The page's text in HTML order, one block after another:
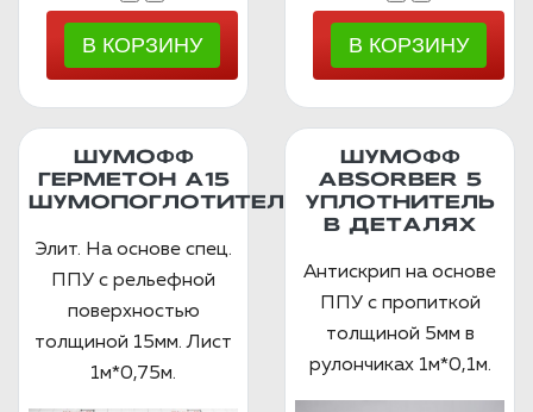
ШУМОФФ
ГЕРМЕТОН А15
ШУМОПОГЛОТИТЕЛЬ
Элит. На основе спец.
ППУ с рельефной
поверхностью
толщиной 15мм. Лист
1м*0,75м.
ШУМОФФ
ABSORBER 5
УПЛОТНИТЕЛЬ
В ДЕТАЛЯХ
Антискрип на основе
ППУ с пропиткой
толщиной 5мм в
рулончиках 1м*0,1м.